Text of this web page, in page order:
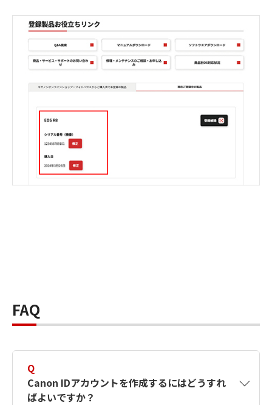
FAQ
Q
Canon IDアカウントを作成するにはどうすれ
ばよいですか？